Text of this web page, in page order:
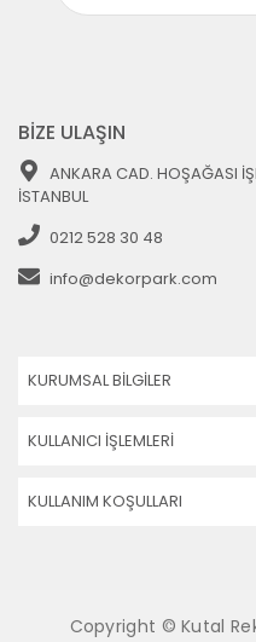
BİZE ULAŞIN
ANKARA CAD. HOŞAĞASI
İSTANBUL
0212 528 30 48
info@dekorpark.com
KURUMSAL BİLGİLER
KULLANICI İŞLEMLERİ
KULLANIM KOŞULLARI
Copyright © Kutal